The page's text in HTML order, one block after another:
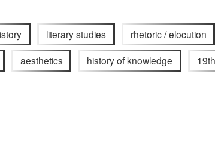
literary studies rhetoric / elocution
aesthetics history of knowledge